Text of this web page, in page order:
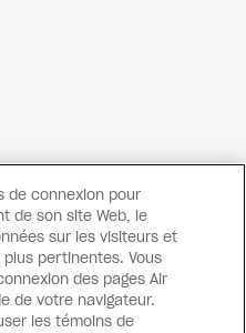
Instagram
Pinterest
de connexion pour
de son site Web, le
sur les visiteurs et
pertinentes. Vous
des pages Air
de votre navigateur.
les témoins de